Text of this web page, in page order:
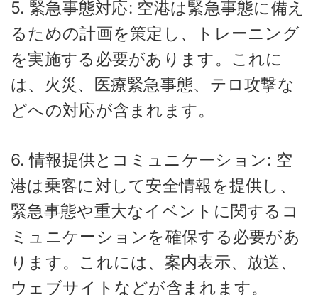
5. 緊急事態対応: 空港は緊急事態に備え
るための計画を策定し、トレーニング
を実施する必要があります。これに
は、火災、医療緊急事態、テロ攻撃な
どへの対応が含まれます。
6. 情報提供とコミュニケーション: 空
港は乗客に対して安全情報を提供し、
緊急事態や重大なイベントに関するコ
ミュニケーションを確保する必要があ
ります。これには、案内表示、放送、
ウェブサイトなどが含まれます。